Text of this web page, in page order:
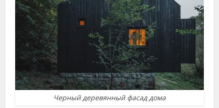
Черный деревянный фасад дома